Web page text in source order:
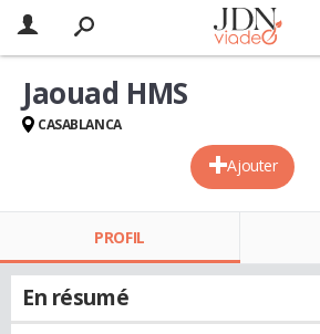
Ajouter
Jaouad HMS
CASABLANCA
PROFIL
En résumé